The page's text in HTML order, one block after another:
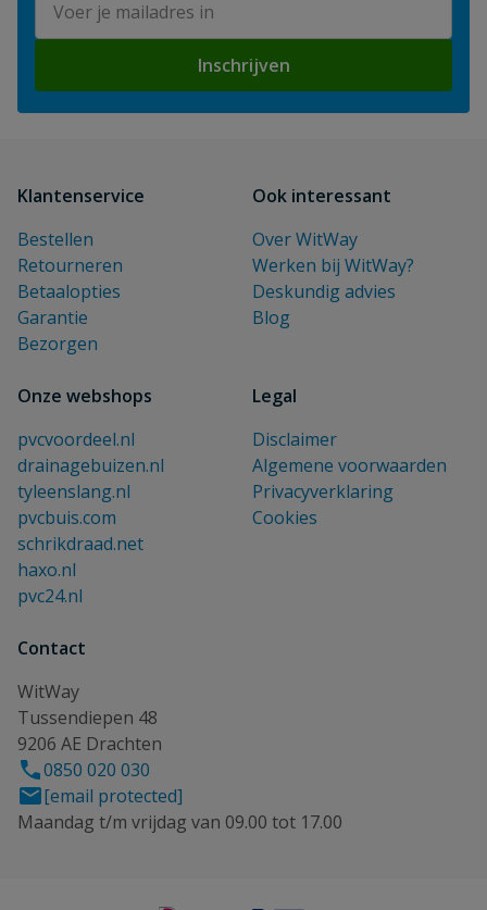
Inschrijven
Klantenservice
Bestellen
Retourneren
Betaalopties
Garantie
Bezorgen
Ook interessant
Over WitWay
Werken bij WitWay?
Deskundig advies
Blog
Onze webshops
pvcvoordeel.nl
drainagebuizen.nl
tyleenslang.nl
pvcbuis.com
schrikdraad.net
haxo.nl
pvc24.nl
Legal
Disclaimer
Algemene voorwaarden
Privacyverklaring
Cookies
Contact
WitWay
Tussendiepen 48
9206 AE Drachten
0850 020 030
[email protected]
Maandag t/m vrijdag van 09.00 tot 17.00